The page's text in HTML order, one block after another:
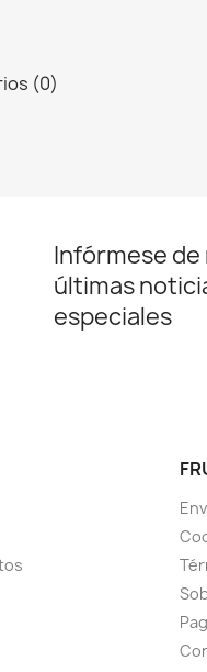
(0)
Infórmese
últimas
especiales